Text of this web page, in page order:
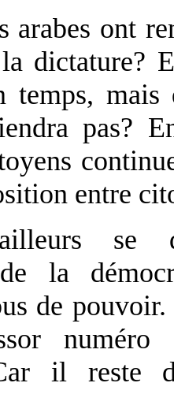
arabes ont
dictature?
temps, mais
pas?
entre
se
la
de pouvoir.
il reste